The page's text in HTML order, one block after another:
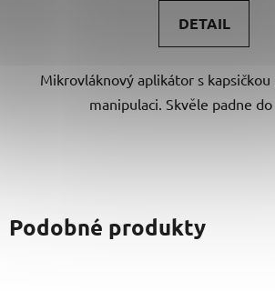
DETAIL
Mikrovláknový aplikátor s
manipulaci. Skvěle padne do
Podobné produkty